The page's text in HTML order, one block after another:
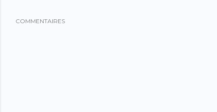
COMMENTAIRES